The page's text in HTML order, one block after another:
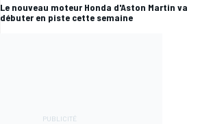
Le nouveau moteur Honda d'Aston Martin va
débuter en piste cette semaine